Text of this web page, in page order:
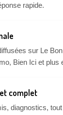
rapide.
sur Le
Bien Ici et plus
complet
diagnostics,